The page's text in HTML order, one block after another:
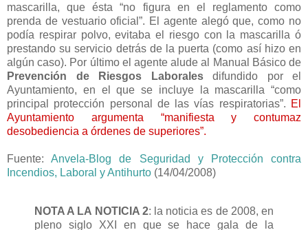
mascarilla, que ésta “no figura en el reglamento como
prenda de vestuario oficial”. El agente alegó que, como no
podía respirar polvo, evitaba el riesgo con la mascarilla ó
prestando su servicio detrás de la puerta (como así hizo en
algún caso). Por último el agente alude al Manual Básico de
Prevención de Riesgos Laboralesdifundido por el
Ayuntamiento, en el que se incluye la mascarilla “como
principal protección personal de las vías respiratorias”. El
Ayuntamiento argumenta “manifiesta y contumaz
desobediencia a órdenes de superiores”.
Fuente:Anvela-Blog de Seguridad y Protección contra
Incendios, Laboral y Antihurto (14/04/2008)
NOTA A LA NOTICIA 2: la noticia es de 2008, en
pleno siglo XXI en que se hace gala de la